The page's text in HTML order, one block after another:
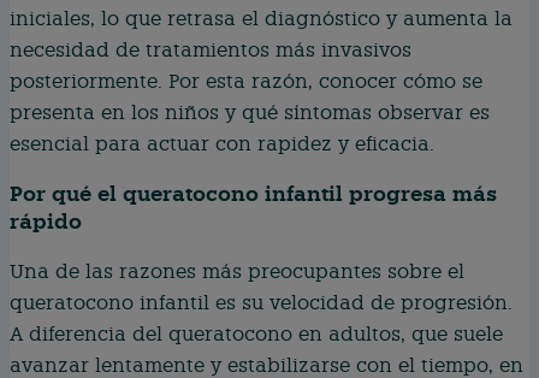
iniciales, lo que retrasa el diagnóstico y aumenta la
necesidad de tratamientos más invasivos
posteriormente. Por esta razón, conocer cómo se
presenta en los niños y qué síntomas observar es
esencial para actuar con rapidez y eficacia.
Por qué el queratocono infantil progresa más
rápido
Una de las razones más preocupantes sobre el
queratocono infantil es su velocidad de progresión.
A diferencia del queratocono en adultos, que suele
avanzar lentamente y estabilizarse con el tiempo, en